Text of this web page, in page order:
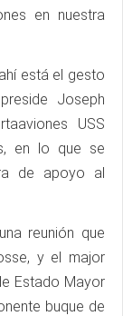
en nuestra
está el gesto
Joseph
USS
en lo que se
de apoyo al
reunión que
y el major
Estado Mayor
buque de